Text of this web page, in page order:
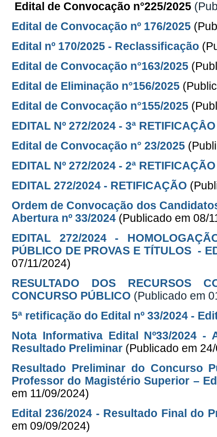
Edital de Convocação n°225/2025
Edital de Convocação nº 176/2025
Edital nº 170/2025 - Reclassificação
Edital de Convocação n°163/2025
Edital de Eliminação n°156/2025
Edital de Convocação n°155/2025
EDITAL Nº 272/2024 -3ª RETIFICAÇÂO
Edital de Convocação n° 23/2025
EDITAL Nº 272/2024 - 2ª RETIFICAÇÃO
EDITAL 272/2024 - RETIFICAÇÃO
Ordem de Convocação dos
Abertura nº 33/2024 (Publicado em 08/
EDITAL 272/2024 -
PÚBLICO DE PROVAS E TÍTULOS -
07/11/2024)
RESULTADO DOS RECURSOS
CONCURSO PÚBLICO (Publicado em
5ª retificação do Edital nº 33/2024 -
Nota Informativa Edital Nº33/2024
Resultado Preliminar (Publicado em
Resultado Preliminar do Concurso
Professor do Magistério Superior –
em 11/09/2024)
Edital 236/2024 - Resultado Final do
em 09/09/2024)